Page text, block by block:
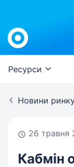
Work.ua
Ресурси
Новини
26 травня
Кабмін